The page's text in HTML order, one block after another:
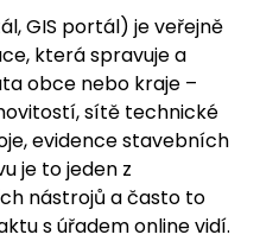
GIS portál) je veřejně
která spravuje a
obce nebo kraje –
sítě technické
evidence stavebních
je to jeden z
nástrojů a často to
s úřadem online vidí.